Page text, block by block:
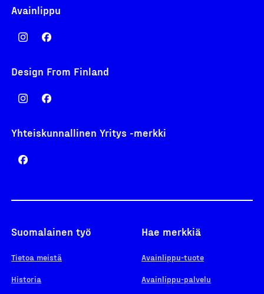
Avainlippu
Design From Finland
Yhteiskunnallinen Yritys -merkki
Suomalainen työ
Tietoa meistä
Historia
Hae merkkiä
Avainlippu-tuote
Avainlippu-palvelu